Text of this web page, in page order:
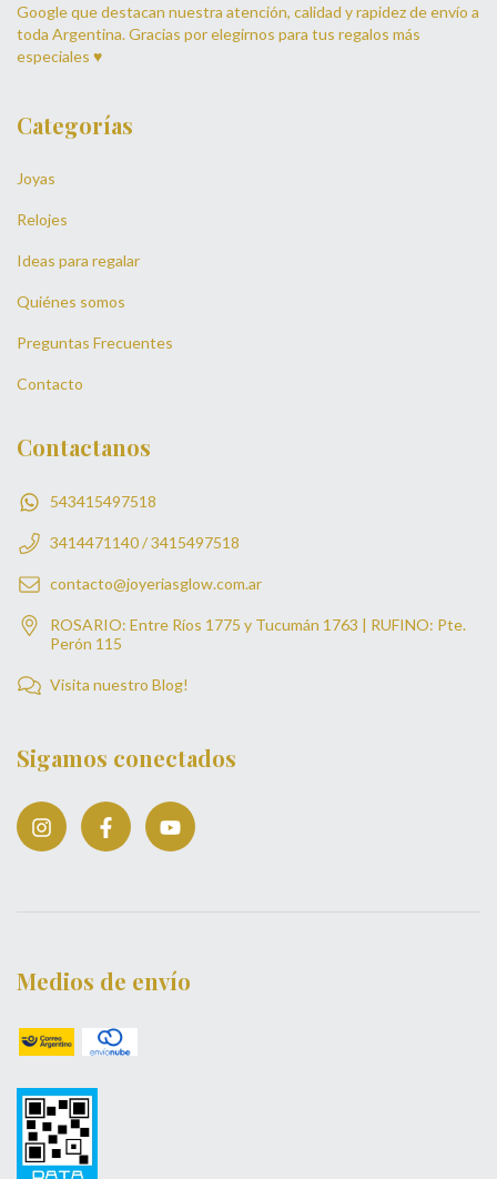
Google que destacan nuestra atención, calidad y rapidez de envío a
toda Argentina. Gracias por elegirnos para tus regalos más
especiales ♥
Categorías
Joyas
Relojes
Ideas para regalar
Quiénes somos
Preguntas Frecuentes
Contacto
Contactanos
543415497518
3414471140 / 3415497518
contacto@joyeriasglow.com.ar
ROSARIO: Entre Ríos 1775 y Tucumán 1763 | RUFINO: Pte.
Perón 115
Visita nuestro Blog!
Sigamos conectados
Medios de envío